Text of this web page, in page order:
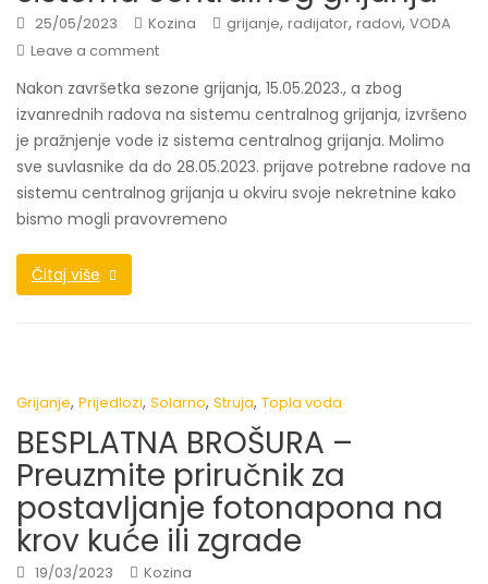
25/05/2023 Kozina grijanje, radijator, radovi, VODA
Leave a comment
Nakon završetka sezone grijanja, 15.05.2023., a zbog
izvanrednih radova na sistemu centralnog grijanja, izvršeno
je pražnjenje vode iz sistema centralnog grijanja. Molimo
sve suvlasnike da do 28.05.2023. prijave potrebne radove na
sistemu centralnog grijanja u okviru svoje nekretnine kako
bismo mogli pravovremeno
Čitaj više
Grijanje, Prijedlozi, Solarno, Struja, Topla voda
BESPLATNA BROŠURA –
Preuzmite priručnik za
postavljanje fotonapona na
krov kuće ili zgrade
19/03/2023
Kozina